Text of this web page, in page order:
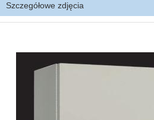
Szczegółowe zdjęcia